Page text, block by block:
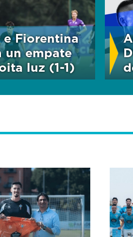
Fiorentina
un empate
luz (1-1)